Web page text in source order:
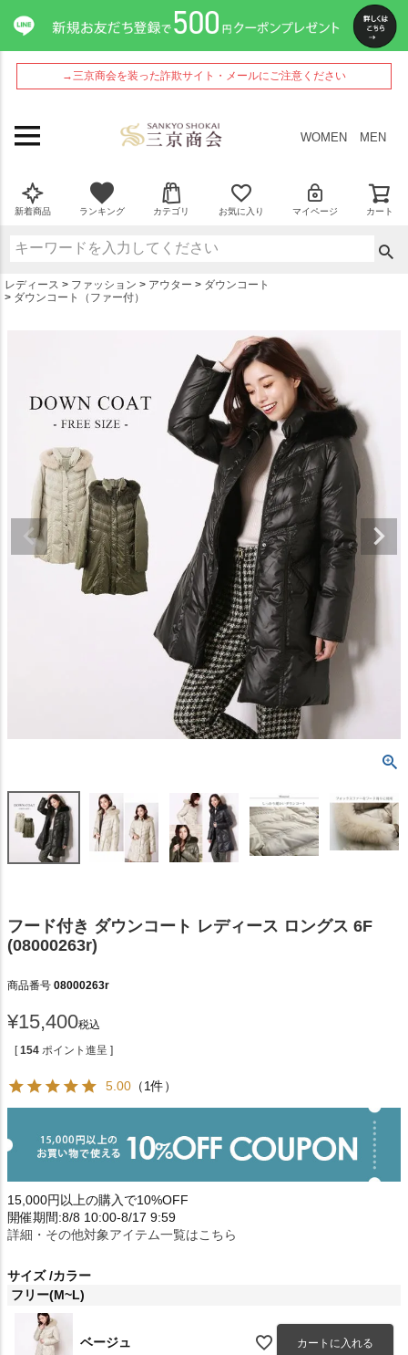
→三京商会を装った詐欺サイト・メールにご注意ください
WOMEN MEN
新着商品 ランキング カテゴリ お気に入り マイページ カート
レディース ファッション アウター
ダウンコート
ダウンコート（ファー付）
フード付き ダウンコート レディース ロングス 6F
(08000263r)
商品番号 08000263r
¥15,400税込
[ 154 ポイント進呈 ]
5.00 （1件）
15,000円以上の購入で10%OFF
開催期間:8/8 10:00-8/17 9:59
詳細・その他対象アイテム一覧はこちら
サイズ カラー
フリー(M~L)
ベージュ カートに入れる
ペー
ジト
ップ
へ